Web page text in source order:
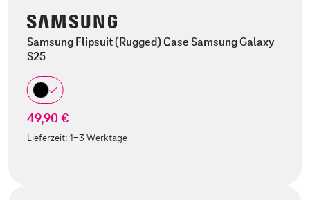
Samsung Flipsuit (Rugged) Case Samsung Galaxy
S25
49,90 €
Lieferzeit:1-3 Werktage